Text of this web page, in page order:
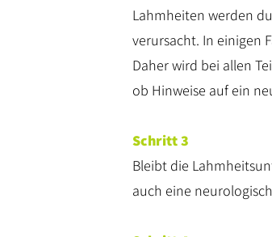
Lahmheiten werden
verursacht. In einigen
Daher wird bei allen
ob Hinweise auf ein
Schritt 3
Bleibt die
auch eine